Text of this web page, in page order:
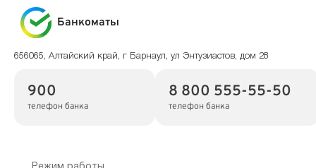
Банкоматы
656065, Алтайский край, г Барнаул, ул Энтузиастов, дом 28
900
телефон банка
8 800 555-55-50
телефон банка